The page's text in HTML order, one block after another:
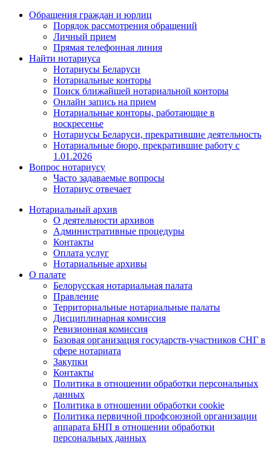
Обращения граждан и юрлиц
Порядок рассмотрения обращений
Личный прием
Прямая телефонная линия
Найти нотариуса
Нотариусы Беларуси
Нотариальные конторы
Поиск ближайшей нотариальной конторы
Онлайн запись на прием
Нотариальные конторы, работающие в
воскресенье
Нотариусы Беларуси, прекратившие деятельность
Нотариальные бюро, прекратившие работу с
1.01.2026
Вопрос нотариусу
Часто задаваемые вопросы
Нотариус отвечает
Нотариальный архив
О деятельности архивов
Административные процедуры
Контакты
Оплата услуг
Нотариальные архивы
О палате
Белорусская нотариальная палата
Правление
Территориальные нотариальные палаты
Дисциплинарная комиссия
Ревизионная комиссия
Базовая организация государств-участников СНГ в
сфере нотариата
Закупки
Контакты
Политика в отношении обработки персональных
данных
Политика в отношении обработки cookie
Политика первичной профсоюзной организации
аппарата БНП в отношении обработки
персональных данных